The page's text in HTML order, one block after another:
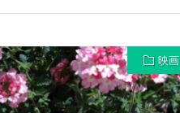
映画